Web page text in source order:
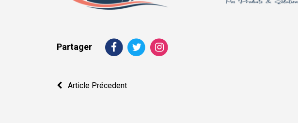
Partager
Navigation
Article Précedent